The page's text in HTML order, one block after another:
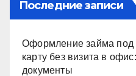
Последние записи
Оформление займа под
карту без визита в
документы